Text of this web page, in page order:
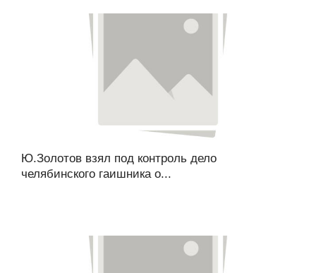
Ю.Золотов взял под контроль дело
челябинского гаишника о...